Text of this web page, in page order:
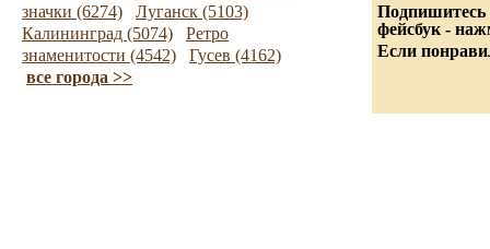
значки (6274)
Луганск (5103)
Калининград (5074)
Ретро
знаменитости (4542)
Гусев (4162)
все города >>
Подпишитесь
фейсбук -
Если